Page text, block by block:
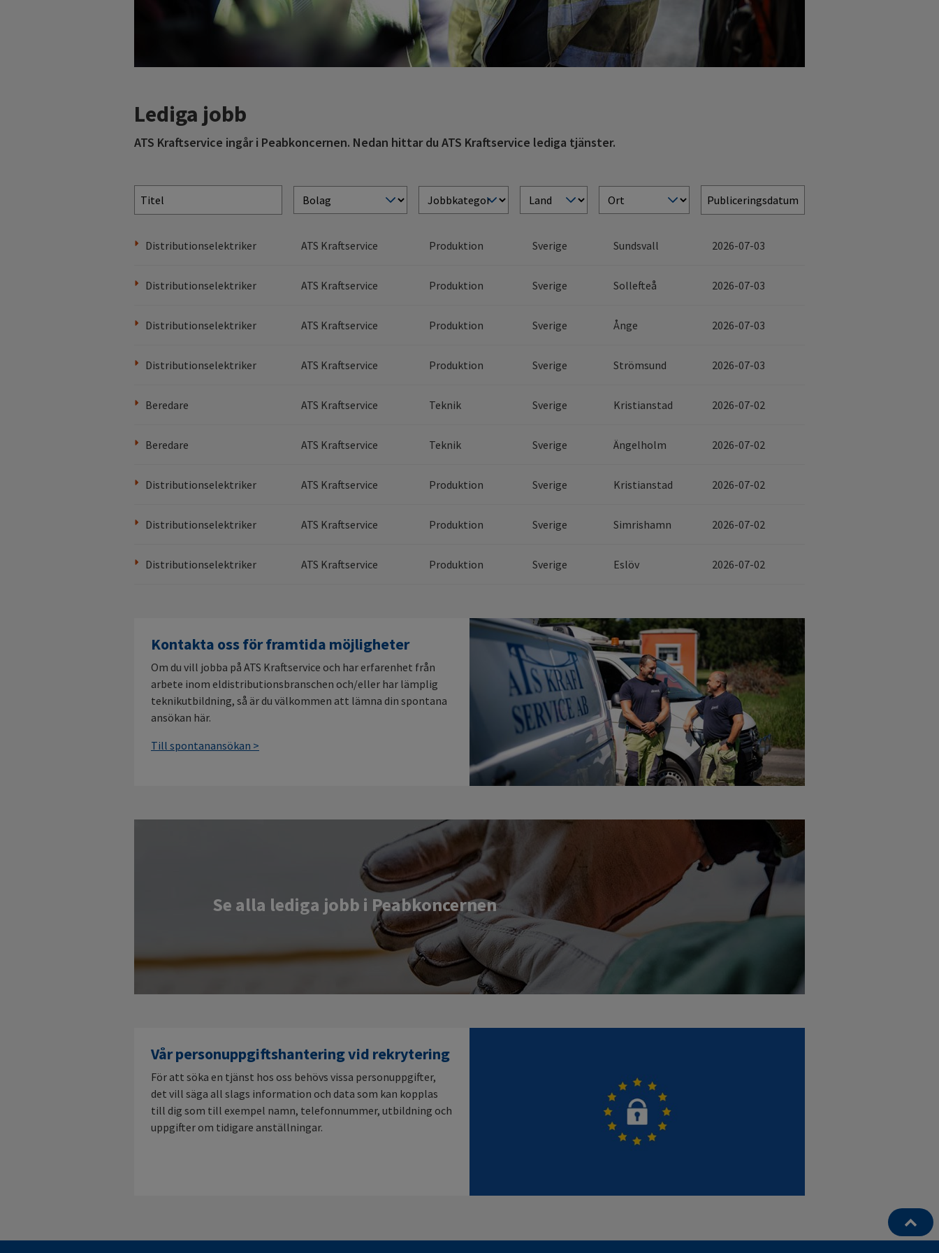
Lediga jobb
ATS Kraftservice ingår i Peabkoncernen. Nedan hittar du ATS Kraftservice lediga tjänster.
Titel Publiceringsdatum
Distributionselektriker ATS Kraftservice Produktion Sverige Sundsvall 2026-07-03
Distributionselektriker ATS Kraftservice Produktion Sverige Sollefteå 2026-07-03
Distributionselektriker ATS Kraftservice Produktion Sverige Ånge 2026-07-03
Distributionselektriker ATS Kraftservice Produktion Sverige Strömsund 2026-07-03
Beredare ATS Kraftservice Teknik Sverige Kristianstad 2026-07-02
Beredare ATS Kraftservice Teknik Sverige Ängelholm 2026-07-02
Distributionselektriker ATS Kraftservice Produktion Sverige Kristianstad 2026-07-02
Distributionselektriker ATS Kraftservice Produktion Sverige Simrishamn 2026-07-02
Distributionselektriker ATS Kraftservice Produktion Sverige Eslöv 2026-07-02
Kontakta oss för framtida möjligheter
Om du vill jobba på ATS Kraftservice och har erfarenhet från
arbete inom eldistributionsbranschen och/eller har lämplig
teknikutbildning, så är du välkommen att lämna din spontana
ansökan här.
Till spontanansökan >
Se alla lediga jobb i Peabkoncernen
Vår personuppgiftshantering vid rekrytering
För att söka en tjänst hos oss behövs vissa personuppgifter,
det vill säga all slags information och data som kan kopplas
till dig som till exempel namn, telefonnummer, utbildning och
uppgifter om tidigare anställningar.